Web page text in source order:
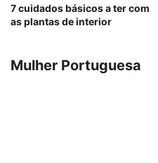
7 cuidados básicos a ter com
as plantas de interior
Mulher Portuguesa